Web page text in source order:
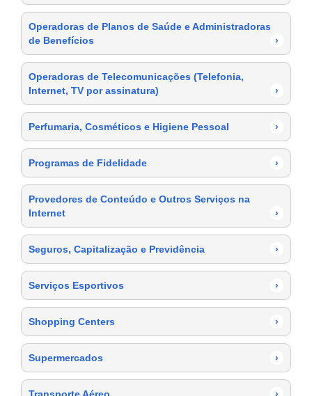
Operadoras de Planos de Saúde e Administradoras
de Benefícios
›
Operadoras de Telecomunicações (Telefonia,
Internet, TV por assinatura)
›
Perfumaria, Cosméticos e Higiene Pessoal ›
Programas de Fidelidade ›
Provedores de Conteúdo e Outros Serviços na
Internet
›
Seguros, Capitalização e Previdência ›
Serviços Esportivos ›
Shopping Centers ›
Supermercados ›